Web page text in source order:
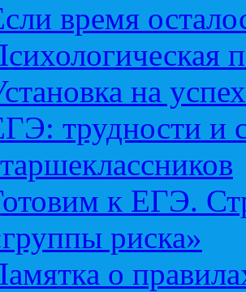
время
на успех
трудности и
к ЕГЭ.
риска»
о